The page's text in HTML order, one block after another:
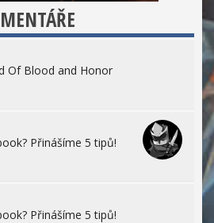
Of Blood and Honor
Přinášíme 5 tipů!
Přinášíme 5 tipů!